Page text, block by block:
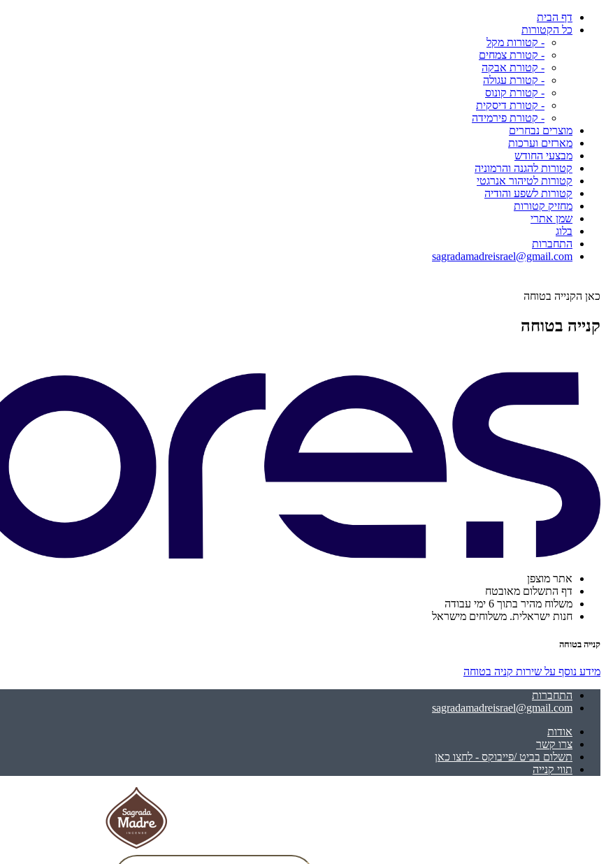
דף הבית
כל הקטורות
- קטורות מקל
- קטורת צמחים
- קטורת אבקה
- קטורת עגולה
- קטורת קונוס
- קטורת דיסקית
- קטורת פירמידה
מוצרים נבחרים
מארזים וערכות
מבצעי החודש
קטורות להגנה והרמוניה
קטורות לטיהור אנרגטי
קטורות לשפע והודיה
מחזיק קטורות
שמן אתרי
בלוג
התחברות
sagradamadreisrael@gmail.com
כאן הקנייה בטוחה
קנייה בטוחה
אתר מוצפן
דף התשלום מאובטח
משלוח מהיר בתוך 6 ימי עבודה
חנות ישראלית. משלוחים מישראל
קנייה בטוחה
מידע נוסף על שירות קניה בטוחה
התחברות
sagradamadreisrael@gmail.com
אודות
צרו קשר
תשלום בביט /פייבוקס - לחצו כאן
תווי קנייה